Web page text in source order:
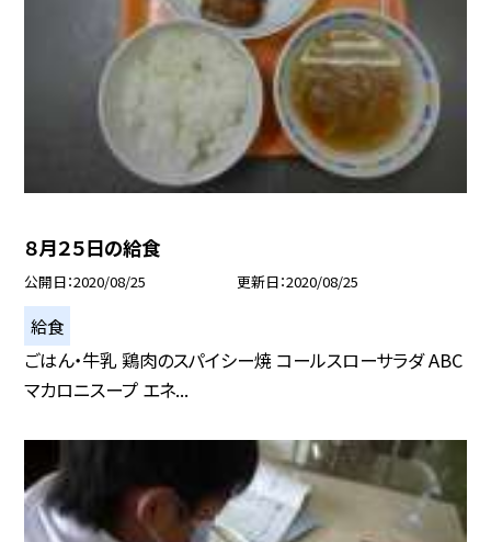
８月２５日の給食
公開日 2020/08/25 更新日 2020/08/25
給食
ごはん・牛乳 鶏肉のスパイシー焼 コールスローサラダ ABC
マカロニスープ エネ...